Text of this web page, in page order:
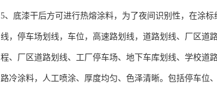
5、底漆干后方可进行热熔涂料，为了夜间识别性，在涂
线，停车场划线，车位，高速路划线，道路划线、厂区道
程、厂区道路划线、工厂停车场、地下车库划线、学校道
路冷涂料，人工喷涂、厚度均匀、色泽清晰。包括停车位